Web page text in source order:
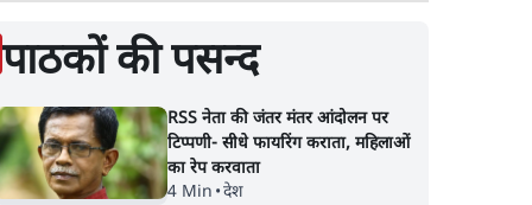
पाठकों की पसन्द
RSS नेता की जंतर मंतर आंदोलन पर
टिप्पणी- सीधे फायरिंग कराता, महिलाओं
का रेप करवाता
4 Min •देश